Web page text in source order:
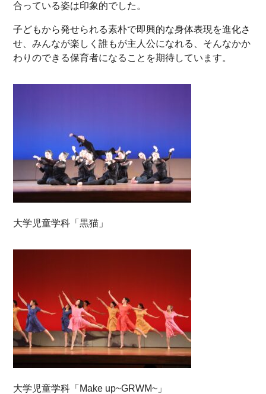
合っている姿は印象的でした。
子どもから発せられる素朴で即興的な身体表現を進化さ
せ、みんなが楽しく誰もが主人公になれる、そんなかか
わりのできる保育者になることを期待しています。
大学児童学科「黒猫」
大学児童学科「Make up~GRWM~」